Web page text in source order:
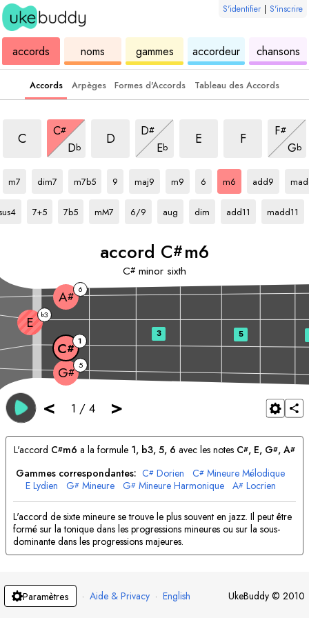
S'identifier | S'inscrire
accords
de
ukulélénoms
des
accordsgammes
de
ukuléléaccordeur ukulélé
chansons
Accords Arpèges Formes d'Accords Tableau des Accords
C
accord
C#
m6
accord
Db
m6
D
D#
accord
Eb
m6
E
F
F#
Gb
m6
m7
dim7
m7b5
9
maj9
m9
6
m6
add9
7+5
7b5
mM7
6/9
aug
accordC#
dim
accord
add11
madd11
accord C#m6
C# minor sixth
< 1 / 4 >
G# 5
C# 1
E b3
A# 6
3 5
L'accord C#m6 a la formule 1, b3, 5, 6 avec les notes C#, E, G#, A#
Gammes correspondantes: C# Dorien C# Mineure Mélodique
E Lydien G# Mineure G# Mineure Harmonique A# Locrien
A Blues
L'accord de sixte mineure se trouve le plus souvent en jazz. Il peut être
formé sur la tonique dans les progressions mineures ou sur la sous-
dominante dans les progressions majeures.
Paramètres · Aide & Privacy · English UkeBuddy © 2010